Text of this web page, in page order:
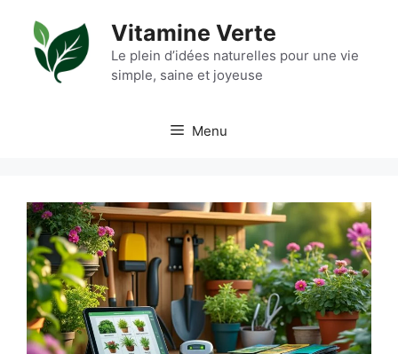
contenu
Vitamine Verte
Le plein d’idées naturelles pour une vie
simple, saine et joyeuse
Menu